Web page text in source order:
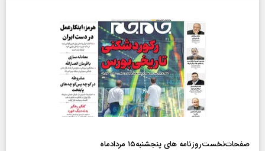
صفحات‌نخست‌روزنامه ها‌ی پنجشنبه‌۱۵ مردادماه